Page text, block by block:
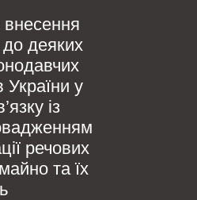
їх обтяжень,
до деяких
України у
із
речових
та їх